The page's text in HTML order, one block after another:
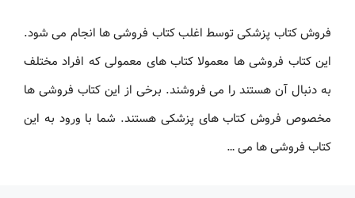
فروش کتاب پزشکی توسط اغلب کتاب فروشی ها انجام می شود.
این کتاب فروشی ها معمولا کتاب های معمولی که افراد مختلف
به دنبال آن هستند را می فروشند. برخی از این کتاب فروشی ها
مخصوص فروش کتاب های پزشکی هستند. شما با ورود به این
کتاب فروشی ها می …